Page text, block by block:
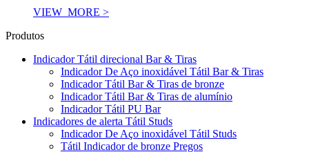
VIEW_MORE >
Produtos
Indicador Tátil direcional Bar & Tiras
Indicador De Aço inoxidável Tátil Bar & Tiras
Indicador Tátil Bar & Tiras de bronze
Indicador Tátil Bar & Tiras de alumínio
Indicador Tátil PU Bar
Indicadores de alerta Tátil Studs
Indicador De Aço inoxidável Tátil Studs
Tátil Indicador de bronze Pregos